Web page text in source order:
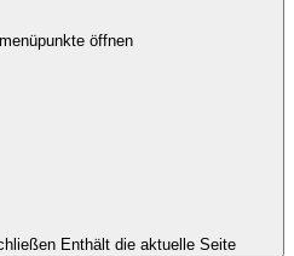
öffnen
Enthält die aktuelle Seite